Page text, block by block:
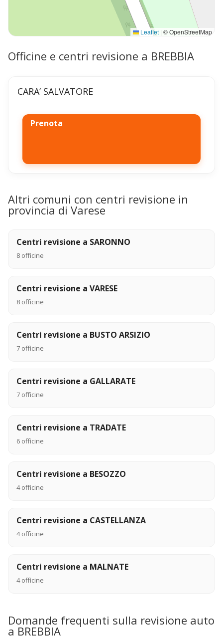
Leaflet | © OpenStreetMap
Officine e centri revisione a BREBBIA
CARA’ SALVATORE
Prenota
Altri comuni con centri revisione in
provincia di Varese
Centri revisione a SARONNO
8 officine
Centri revisione a VARESE
8 officine
Centri revisione a BUSTO ARSIZIO
7 officine
Centri revisione a GALLARATE
7 officine
Centri revisione a TRADATE
6 officine
Centri revisione a BESOZZO
4 officine
Centri revisione a CASTELLANZA
4 officine
Centri revisione a MALNATE
4 officine
Domande frequenti sulla revisione auto
a BREBBIA